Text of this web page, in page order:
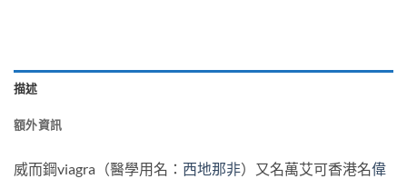
描述
額外資訊
威而鋼viagra（醫學用名： 西地那非）又名萬艾可香港名偉